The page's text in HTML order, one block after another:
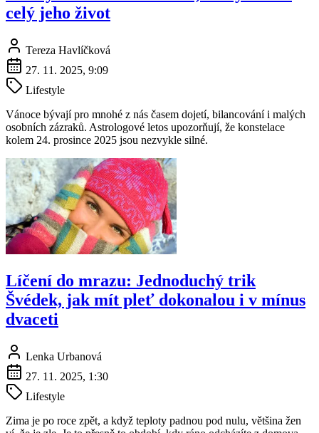
celý jeho život
Tereza Havlíčková
27. 11. 2025, 9:09
Lifestyle
Vánoce bývají pro mnohé z nás časem dojetí, bilancování i malých
osobních zázraků. Astrologové letos upozorňují, že konstelace
kolem 24. prosince 2025 jsou nezvykle silné.
Líčení do mrazu: Jednoduchý trik
Švédek, jak mít pleť dokonalou i v mínus
dvaceti
Lenka Urbanová
27. 11. 2025, 1:30
Lifestyle
Zima je po roce zpět, a když teploty padnou pod nulu, většina žen